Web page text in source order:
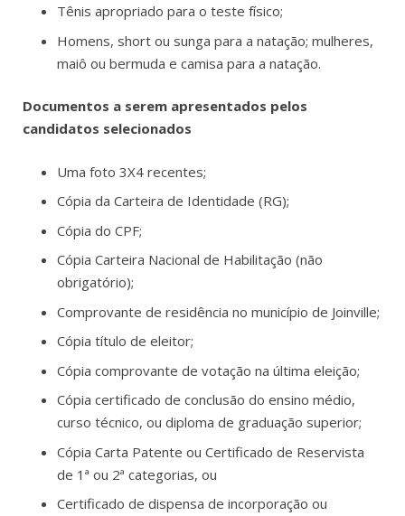
Tênis apropriado para o teste físico;
Homens, short ou sunga para a natação; mulheres,
maiô ou bermuda e camisa para a natação.
Documentos a serem apresentados pelos
candidatos selecionados
Uma foto 3X4 recentes;
Cópia da Carteira de Identidade (RG);
Cópia do CPF;
Cópia Carteira Nacional de Habilitação (não
obrigatório);
Comprovante de residência no município de Joinville;
Cópia título de eleitor;
Cópia comprovante de votação na última eleição;
Cópia certificado de conclusão do ensino médio,
curso técnico, ou diploma de graduação superior;
Cópia Carta Patente ou Certificado de Reservista
de 1ª ou 2ª categorias, ou
Certificado de dispensa de incorporação ou